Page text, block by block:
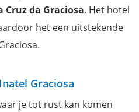
da Graciosa. Het hotel
het een uitstekende
Graciosa
je tot rust kan komen